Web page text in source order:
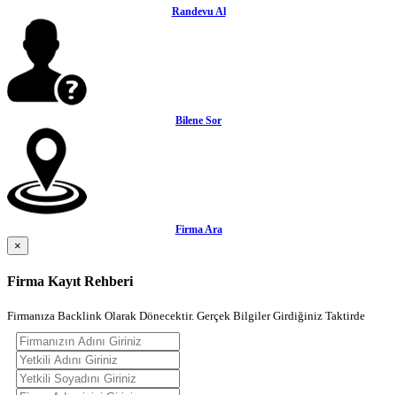
Randevu Al
Bilene Sor
Firma Ara
×
Firma Kayıt Rehberi
Firmanıza Backlink Olarak Dönecektir. Gerçek Bilgiler Girdiğiniz Taktirde